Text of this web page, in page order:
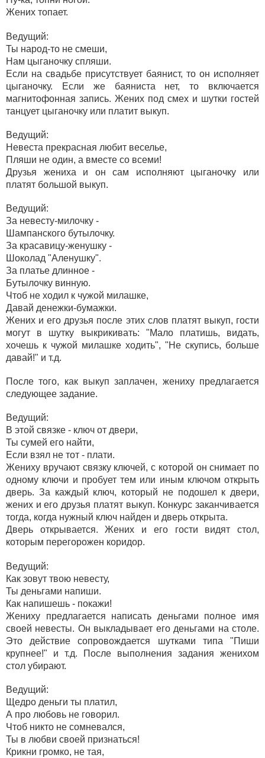
Жених топает.
Ведущий:
Ты народ-то не смеши,
Нам цыганочку спляши.
Если на свадьбе присутствует баянист, то он исполняет
цыганочку. Если же баяниста нет, то включается
магнитофонная запись. Жених под смех и шутки гостей
танцует цыганочку или платит выкуп.
Ведущий:
Невеста прекрасная любит веселье,
Пляши не один, а вместе со всеми!
Друзья жениха и он сам исполняют цыганочку или
платят большой выкуп.
Ведущий:
За невесту-милочку -
Шампанского бутылочку.
За красавицу-женушку -
Шоколад "Аленушку".
За платье длинное -
Бутылочку винную.
Чтоб не ходил к чужой милашке,
Давай денежки-бумажки.
Жених и его друзья после этих слов платят выкуп, гости
могут в шутку выкрикивать: "Мало платишь, видать,
хочешь к чужой милашке ходить", "Не скупись, больше
давай!" и т.д.
После того, как выкуп заплачен, жениху предлагается
следующее задание.
Ведущий:
В этой связке - ключ от двери,
Ты сумей его найти,
Если взял не тот - плати.
Жениху вручают связку ключей, с которой он снимает по
одному ключи и пробует тем или иным ключом открыть
дверь. За каждый ключ, который не подошел к двери,
жених и его друзья платят выкуп. Конкурс заканчивается
тогда, когда нужный ключ найден и дверь открыта.
Дверь открывается. Жених и его гости видят стол,
которым перегорожен коридор.
Ведущий:
Как зовут твою невесту,
Ты деньгами напиши.
Как напишешь - покажи!
Жениху предлагается написать деньгами полное имя
своей невесты. Он выкладывает его деньгами на столе.
Это действие сопровождается шутками типа "Пиши
крупнее!" и т.д. После выполнения задания женихом
стол убирают.
Ведущий:
Щедро деньги ты платил,
А про любовь не говорил.
Чтоб никто не сомневался,
Ты в любви своей признаться!
Крикни громко, не тая,